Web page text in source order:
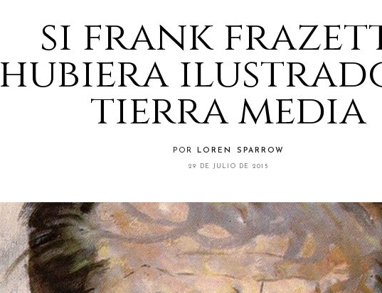
si frank
hubiera
tierra media
POR LOREN SPARROW
29 DE JULIO DE 2015